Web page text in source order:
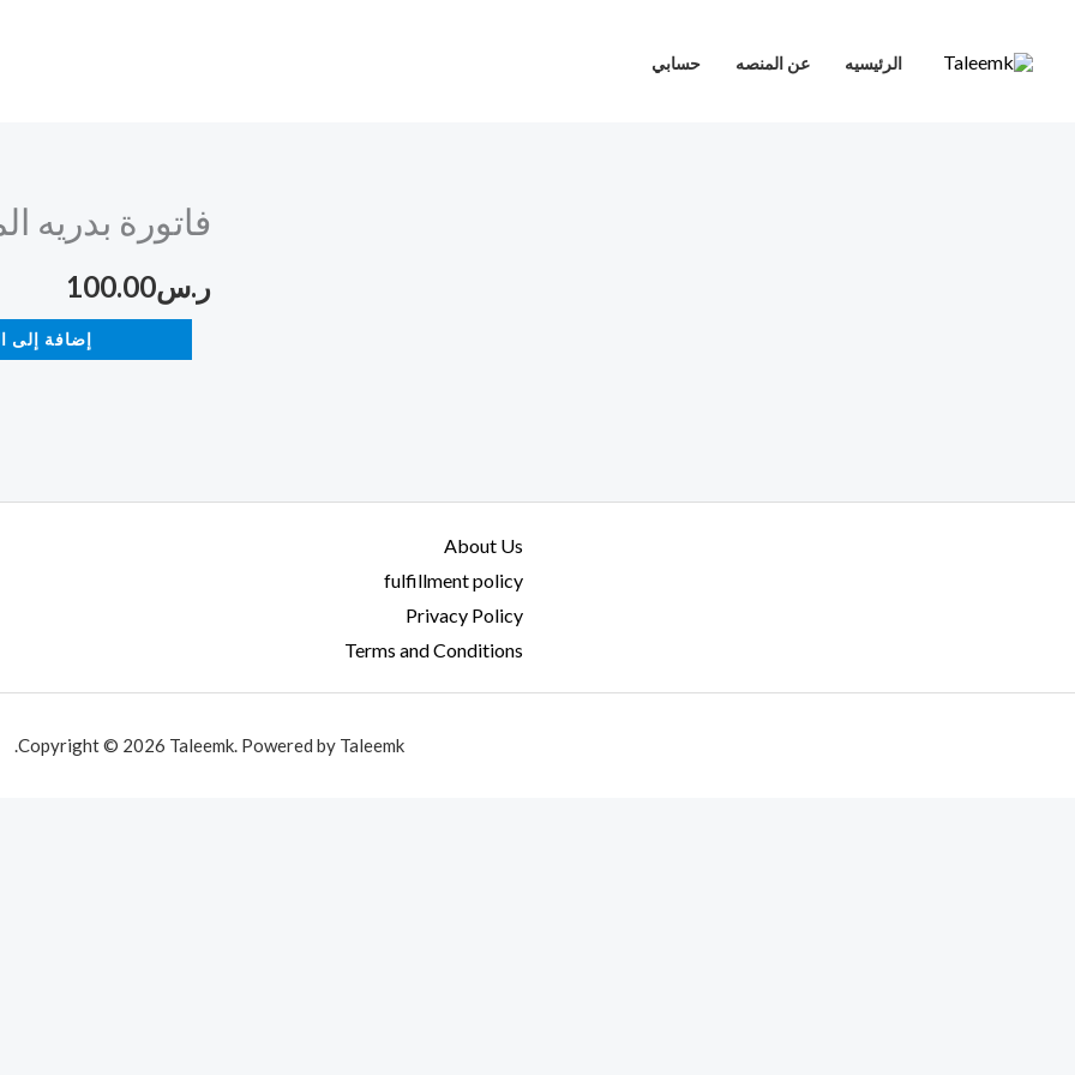
الرئيسيه عن المنصه حسابي
فاتورة بدريه
ر.س100.00
كمية
فاتورة
بدريه
المالكي
إضافة إلى
About Us
fulfillment policy
Privacy Policy
Terms and Conditions
Copyright © 2026 Taleemk. Powered by Taleemk.